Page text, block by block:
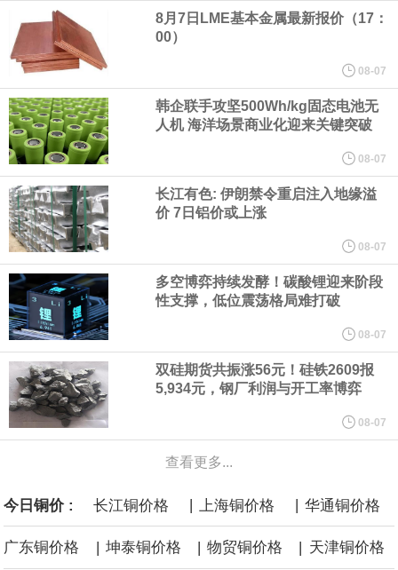
用人形机器人、四足机器人等产品。
美国总统特朗普6日否认他对国防部长赫格塞思不满，称对赫格塞思
所做的工作“非常满意”。特朗普在社交媒体上发帖称，一些媒体有关
他与赫格塞思就弹药短缺问题发生冲突的报道是“完全没有根据的谣
言”，他对赫格塞思所做的工作“非常满意”。
纽约期银突破64美元/盎司，日内涨3.91%。
据报道，威刚近日在法说会上表示，在需求增加、价格走高及货源
稳定的三大有利因素带动下，预期第3季度营运将优于第2季度，并
进一步扩大全年营运成果。
美国国会预算办公室（CBO）于当地时间5日发布报告称，美国海军
计划建造的15艘核动力“特朗普级”（Trump-class）战列舰，从研发
到采购的总费用可能高达2750亿美元，为美国有史以来最昂贵的水
面战舰项目之一。 根据CBO的初步估算，首舰造价约234亿美元，
8月7日LME基本金属最新报价（17：
00）
08-07
韩企联手攻坚500Wh/kg固态电池无
人机 海洋场景商业化迎来关键突破
08-07
长江有色: 伊朗禁令重启注入地缘溢
价 7日铝价或上涨
08-07
多空博弈持续发酵！碳酸锂迎来阶段
性支撑，低位震荡格局难打破
08-07
双硅期货共振涨56元！硅铁2609报
5,934元，钢厂利润与开工率博弈
08-07
查看更多...
今日铜价 : 长江铜价格 | 上海铜价格 | 华通铜价格
广东铜价格 | 坤泰铜价格 | 物贸铜价格 | 天津铜价格